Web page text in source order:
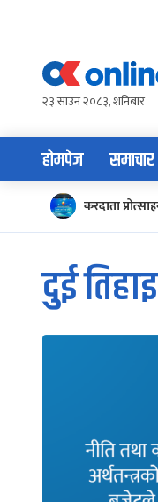
content२३ साउन २०८३, शनिबार
होमपेज समाचार
करदाता
दुई